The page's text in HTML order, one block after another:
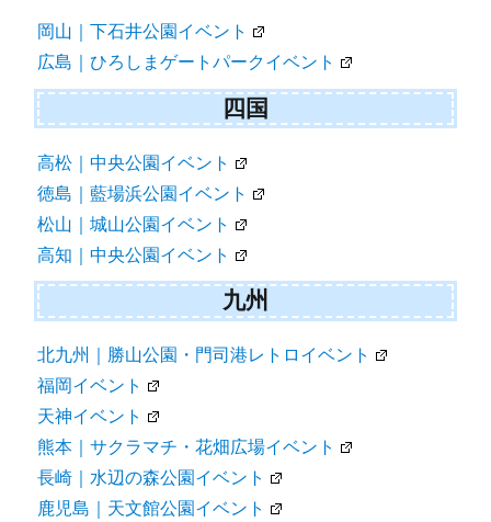
岡山｜下石井公園イベント
広島｜ひろしまゲートパークイベント
四国
高松｜中央公園イベント
徳島｜藍場浜公園イベント
松山｜城山公園イベント
高知｜中央公園イベント
九州
北九州｜勝山公園・門司港レトロイベント
福岡イベント
天神イベント
熊本｜サクラマチ・花畑広場イベント
長崎｜水辺の森公園イベント
鹿児島｜天文館公園イベント